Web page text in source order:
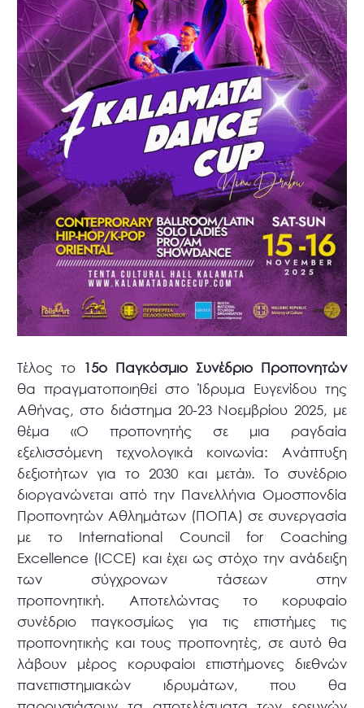
Τέλος το 15ο Παγκόσμιο Συνέδριο Προπονητών
θα πραγματοποιηθεί στο Ίδρυμα Ευγενίδου της
Αθήνας, στο διάστημα 20-23 Νοεμβρίου 2025, με
θέμα «Ο προπονητής σε μια ραγδαία
εξελισσόμενη τεχνολογικά κοινωνία: Ανάπτυξη
δεξιοτήτων για το 2030 και μετά». Το συνέδριο
διοργανώνεται από την Πανελλήνια Ομοσπονδία
Προπονητών Αθλημάτων (ΠΟΠΑ) σε συνεργασία
με το International Council for Coaching
Excellence (ICCE) και έχει ως στόχο την ανάδειξη
των σύγχρονων τάσεων στην
προπονητική. Αποτελώντας το κορυφαίο
συνέδριο παγκοσμίως για τις επιστήμες τις
προπονητικής και τους προπονητές, σε αυτό θα
λάβουν μέρος κορυφαίοι επιστήμονες διεθνών
πανεπιστημιακών ιδρυμάτων, που θα